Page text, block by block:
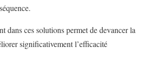
dans ces solutions permet de devancer la
significativement l’efficacité